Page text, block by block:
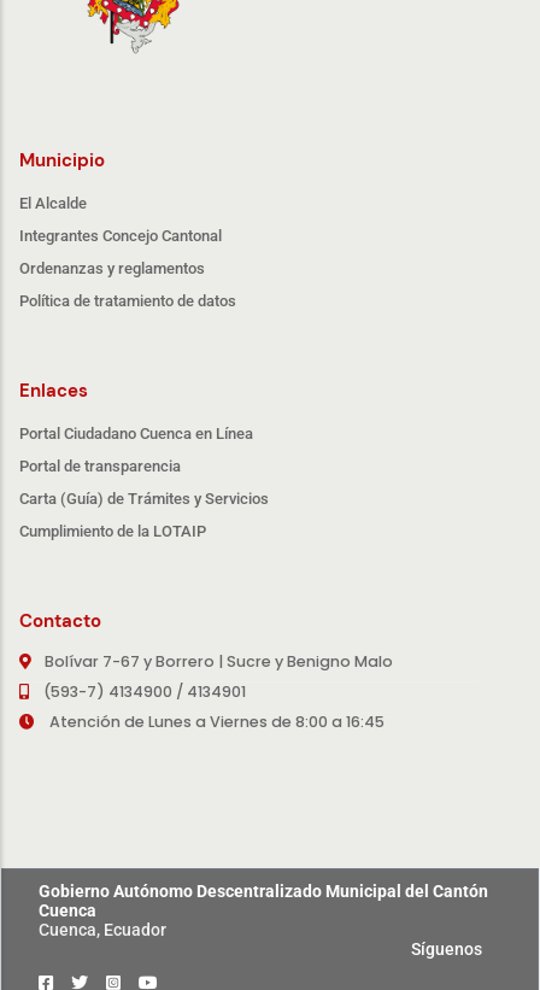
Municipio
El Alcalde
Integrantes Concejo Cantonal
Ordenanzas y reglamentos
Política de tratamiento de datos
Enlaces
Portal Ciudadano Cuenca en Línea
Portal de transparencia
Carta (Guía) de Trámites y Servicios
Cumplimiento de la LOTAIP
Contacto
Bolívar 7-67 y Borrero | Sucre y Benigno Malo
(593-7) 4134900 / 4134901
Atención de Lunes a Viernes de 8:00 a 16:45
Gobierno Autónomo Descentralizado Municipal del Cantón
Cuenca
Cuenca, Ecuador
Síguenos